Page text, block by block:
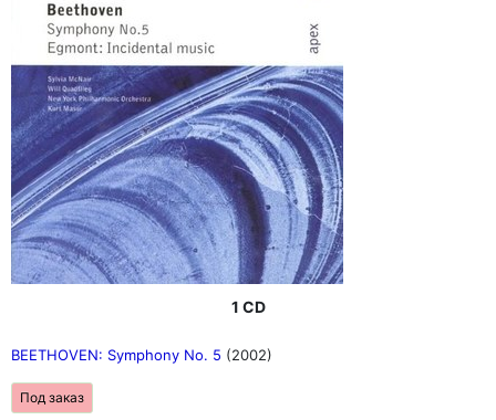
1 CD
BEETHOVEN: Symphony No. 5 (2002)
Под заказ